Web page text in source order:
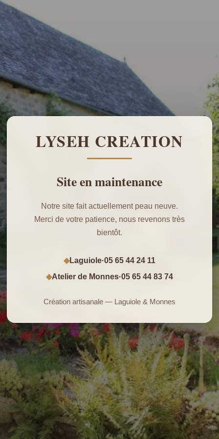
LYSEH CREATION
Site en maintenance
Notre site fait actuellement peau neuve.
Merci de votre patience, nous revenons très
bientôt.
◆Laguiole·05 65 44 24 11
◆Atelier de Monnes·05 65 44 83 74
Création artisanale — Laguiole & Monnes